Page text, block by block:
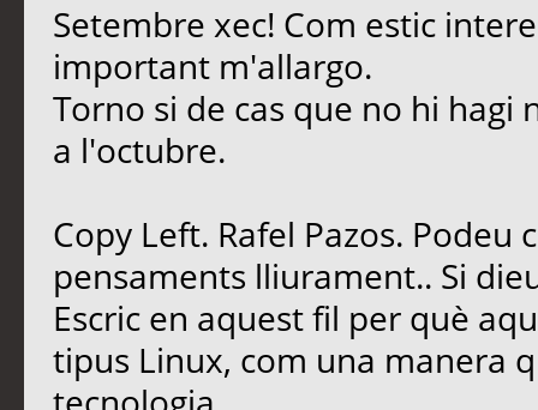
Setembre xec! Com estic
important m'allargo.
Torno si de cas que no hi
a l'octubre.
Copy Left. Rafel Pazos.
pensaments lliurament.. Si
Escric en aquest fil per què
tipus Linux, com una manera